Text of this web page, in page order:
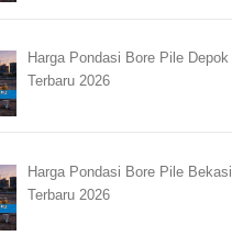
Harga Pondasi Bore Pile Depok
Terbaru 2026
Harga Pondasi Bore Pile Bekasi
Terbaru 2026